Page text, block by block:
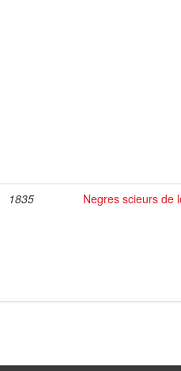
1835 Negres scieurs de